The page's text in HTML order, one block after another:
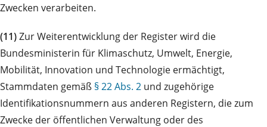
Zwecken verarbeiten.
(11)Zur Weiterentwicklung der Register wird die
Bundesministerin für Klimaschutz, Umwelt, Energie,
Mobilität, Innovation und Technologie ermächtigt,
Stammdaten gemäß § 22 Abs. 2 und zugehörige
Identifikationsnummern aus anderen Registern, die zum
Zwecke der öffentlichen Verwaltung oder des